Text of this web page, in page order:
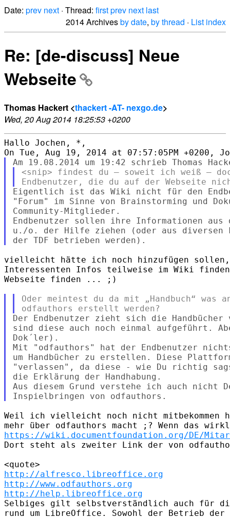
Date: prev next · Thread: firstprev next last
2014 Archivesby date, by thread · List index
Re: [de-discuss] Neue
Webseite
Thomas Hackert <thackert -AT- nexgo.de>
Wed, 20 Aug 2014 18:25:53 +0200
Hallo Jochen, *,
<snip> findest du – soweit ich weiß –
Eigentlich ist das Wiki nicht für den
"Forum" im Sinne von Brainstorming und
Community-Mitglieder.
Endbenutzer sollen ihre Informationen aus
u./o. der Hilfe ziehen (oder aus
vielleicht hätte ich noch hinzufügen
Interessenten Infos teilweise im Wiki
Webseite finden ... ;)
Oder meintest du da mit „Handbuch“
Der Endbenutzer zieht sich die
sind diese auch noch einmal aufgeführt.
Dok´ler).
Mit "odfauthors" hat der Endbenutzer
um Handbücher zu erstellen. Diese
"verlassen", da diese - wie Du richtig
die Erklärung der Handhabung.
Aus diesem Grund verstehe ich auch nicht
Weil ich vielleicht noch nicht
https://wiki.documentfoundation.org/DE/
Dort steht als zweiter Link der von
http://alfresco.libreoffice.org
http://www.odfauthors.org
http://help.libreoffice.org
Selbiges gilt selbstverständlich auch für die
rund um LibreOffice. Sowohl der Betrieb der